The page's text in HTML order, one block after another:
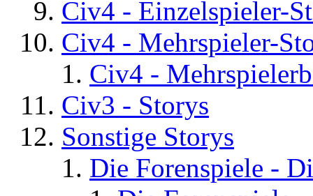
Civ4 - Einzelspieler-
Civ4 - Mehrspieler-
Civ4 -
Civ3 - Storys
Sonstige Storys
Die Forenspiele -